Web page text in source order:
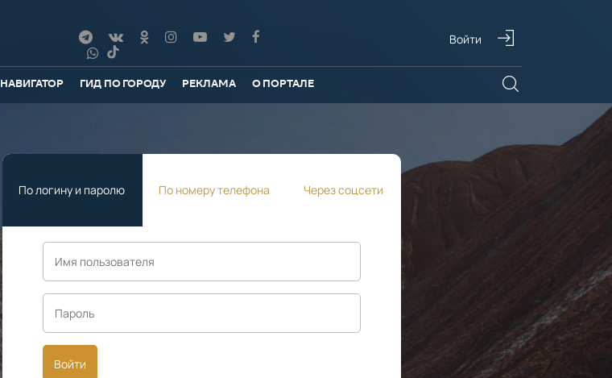
Войти
НАВИГАТОР ГИД ПО ГОРОДУ РЕКЛАМА О ПОРТАЛЕ
По логину и паролю По номеру телефона Через соцсети
Войти